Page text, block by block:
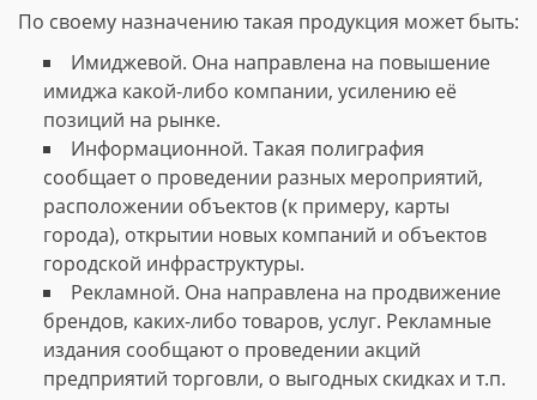
По своему назначению такая продукция может быть:
Имиджевой. Она направлена на повышение
имиджа какой-либо компании, усилению её
позиций на рынке.
Информационной. Такая полиграфия
сообщает о проведении разных мероприятий,
расположении объектов (к примеру, карты
города), открытии новых компаний и объектов
городской инфраструктуры.
Рекламной. Она направлена на продвижение
брендов, каких-либо товаров, услуг. Рекламные
издания сообщают о проведении акций
предприятий торговли, о выгодных скидках и т.п.